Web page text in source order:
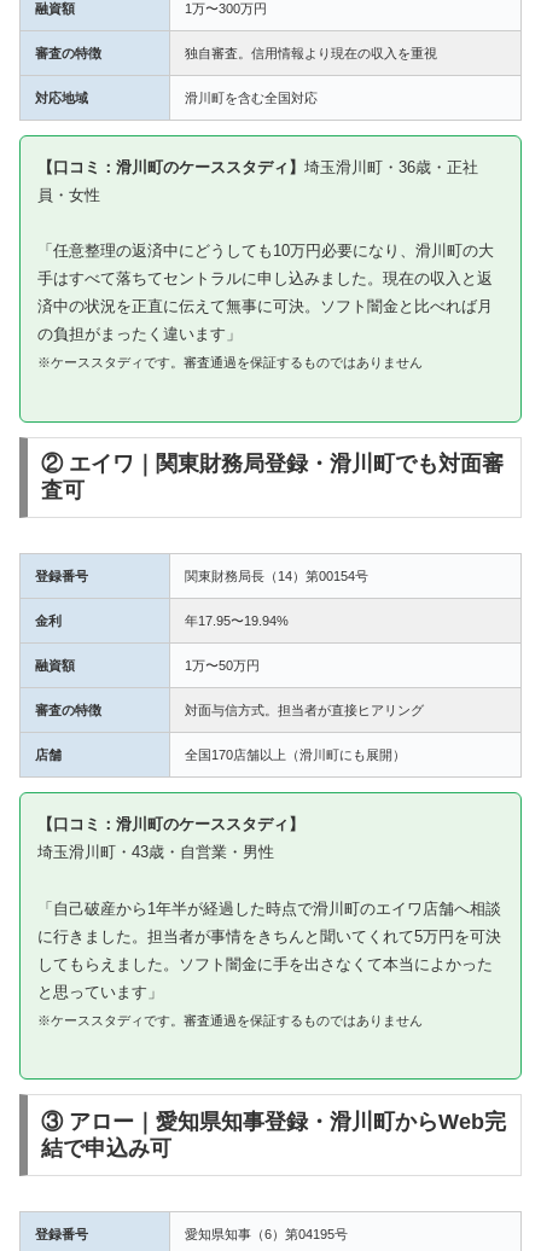
融資額 1万〜300万円
審査の特徴 独自審査。信用情報より現在の収入を重視
対応地域 滑川町を含む全国対応
【口コミ：滑川町のケーススタディ】 埼玉滑川町・36歳・正社
員・女性
「任意整理の返済中にどうしても10万円必要になり、滑川町の大
手はすべて落ちてセントラルに申し込みました。現在の収入と返
済中の状況を正直に伝えて無事に可決。ソフト闇金と比べれば月
の負担がまったく違います」
※ケーススタディです。審査通過を保証するものではありません
② エイワ｜関東財務局登録・滑川町でも対面審
査可
登録番号 関東財務局長（14）第00154号
金利 年17.95〜19.94%
融資額 1万〜50万円
審査の特徴 対面与信方式。担当者が直接ヒアリング
店舗 全国170店舗以上（滑川町にも展開）
【口コミ：滑川町のケーススタディ】
埼玉滑川町・43歳・自営業・男性
「自己破産から1年半が経過した時点で滑川町のエイワ店舗へ相談
に行きました。担当者が事情をきちんと聞いてくれて5万円を可決
してもらえました。ソフト闇金に手を出さなくて本当によかった
と思っています」
※ケーススタディです。審査通過を保証するものではありません
③ アロー｜愛知県知事登録・滑川町からWeb完
結で申込み可
登録番号 愛知県知事（6）第04195号